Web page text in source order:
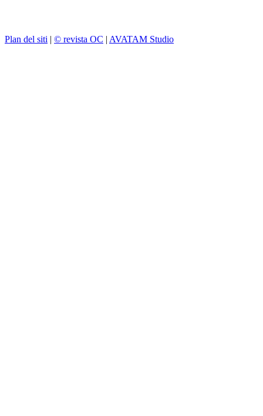
Plan del siti | © revista OC | AVATAM Studio